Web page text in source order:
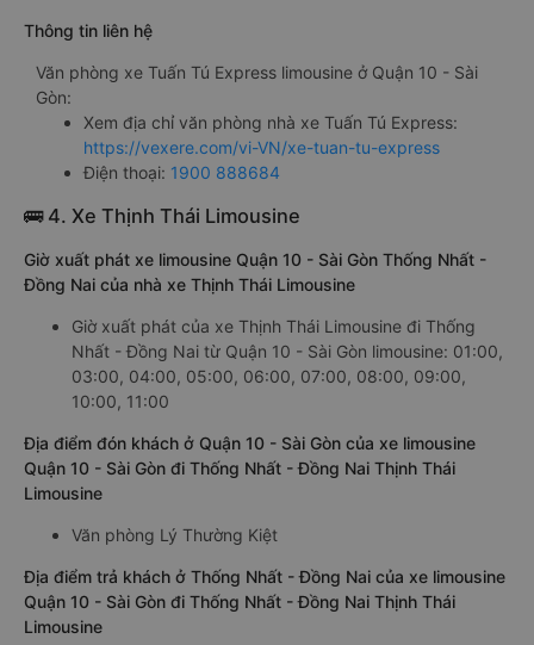
Thông tin liên hệ
Văn phòng xe Tuấn Tú Express limousine ở Quận 10 - Sài
Gòn:
Xem địa chỉ văn phòng nhà xe Tuấn Tú Express:
https://vexere.com/vi-VN/xe-tuan-tu-express
Điện thoại: 1900 888684
🚌 4. Xe Thịnh Thái Limousine
Giờ xuất phát xe limousine Quận 10 - Sài Gòn Thống Nhất -
Đồng Nai của nhà xe Thịnh Thái Limousine
Giờ xuất phát của xe Thịnh Thái Limousine đi Thống
Nhất - Đồng Nai từ Quận 10 - Sài Gòn limousine: 01:00,
03:00, 04:00, 05:00, 06:00, 07:00, 08:00, 09:00,
10:00, 11:00
Địa điểm đón khách ở Quận 10 - Sài Gòn của xe limousine
Quận 10 - Sài Gòn đi Thống Nhất - Đồng Nai Thịnh Thái
Limousine
Văn phòng Lý Thường Kiệt
Địa điểm trả khách ở Thống Nhất - Đồng Nai của xe limousine
Quận 10 - Sài Gòn đi Thống Nhất - Đồng Nai Thịnh Thái
Limousine